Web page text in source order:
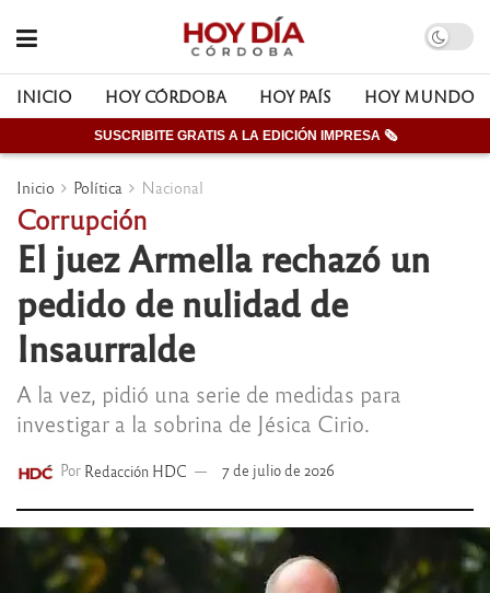
INICIO HOY CÓRDOBA HOY PAÍS HOY MUNDO
SUSCRIBITE GRATIS A LA EDICIÓN IMPRESA 🗞
Inicio Política Nacional
Corrupción
El juez Armella rechazó un
pedido de nulidad de
Insaurralde
A la vez, pidió una serie de medidas para
investigar a la sobrina de Jésica Cirio.
Por Redacción HDC 7 de julio de 2026